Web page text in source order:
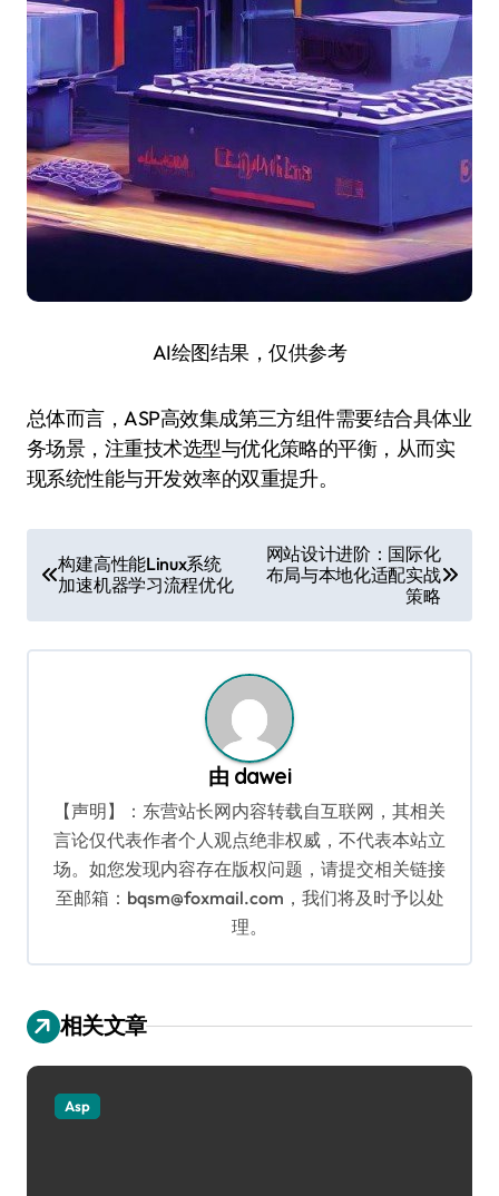
AI绘图结果，仅供参考
总体而言，ASP高效集成第三方组件需要结合具体业
务场景，注重技术选型与优化策略的平衡，从而实
现系统性能与开发效率的双重提升。
章
导
航
构建高性能Linux系统
加速机器学习流程优化
网站设计进阶：国际化
布局与本地化适配实战
策略
由 dawei
【声明】：东营站长网内容转载自互联网，其相关
言论仅代表作者个人观点绝非权威，不代表本站立
场。如您发现内容存在版权问题，请提交相关链接
至邮箱：bqsm@foxmail.com，我们将及时予以处
理。
相关文章
Asp